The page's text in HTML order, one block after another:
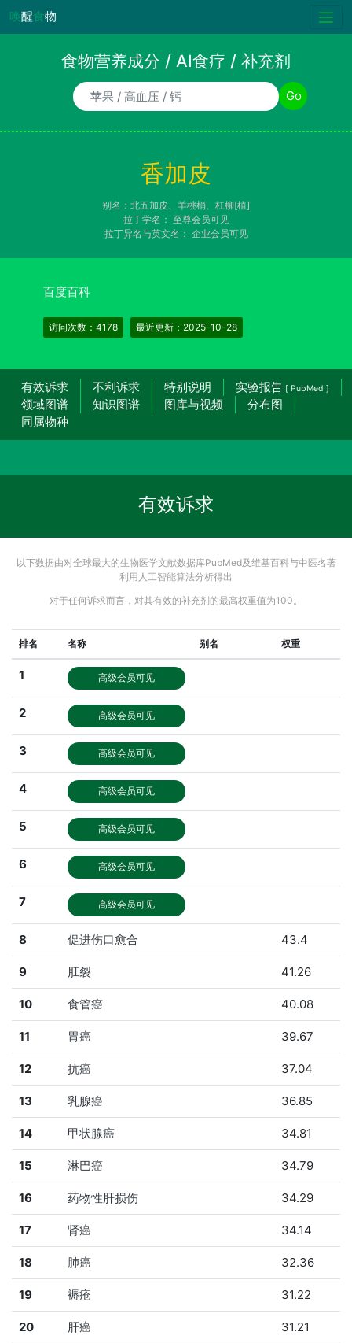
唤醒食物
食物营养成分 / AI食疗 / 补充剂
食物/AI食疗诉求/补充剂名称 Go
香加皮
别名：北五加皮、羊桃梢、杠柳[植]
拉丁学名： 至尊会员可见
拉丁异名与英文名： 企业会员可见
百度百科
访问次数：4178 最近更新：2025-10-28
有效诉求 不利诉求 特别说明 实验报告 [ PubMed ]
领域图谱 知识图谱 图库与视频
分布图
同属物种
有效诉求
以下数据由对全球最大的生物医学文献数据库PubMed及维基百科与中医名著
利用人工智能算法分析得出
对于任何诉求而言，对其有效的补充剂的最高权重值为100。
排名 名称 别名 权重
1 高级会员可见
2 高级会员可见
3 高级会员可见
4 高级会员可见
5 高级会员可见
6 高级会员可见
7 高级会员可见
8 促进伤口愈合 43.4
9 肛裂 41.26
10 食管癌 40.08
11 胃癌 39.67
12 抗癌 37.04
13 乳腺癌 36.85
14 甲状腺癌 34.81
15 淋巴癌 34.79
16 药物性肝损伤 34.29
17 肾癌 34.14
18 肺癌 32.36
19 褥疮 31.22
20 肝癌 31.21